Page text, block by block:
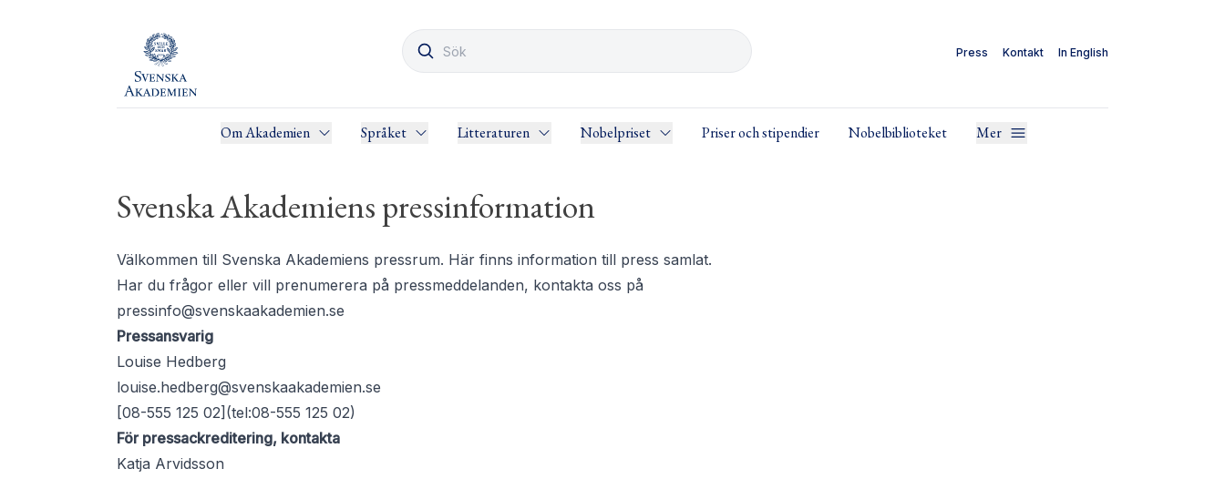
Press Kontakt In English
Om Akademien Språket Litteraturen Nobelpriset Priser och stipendier Nobelbiblioteket Mer
Svenska Akademiens pressinformation
Välkommen till Svenska Akademiens pressrum. Här finns information till press samlat.
Har du frågor eller vill prenumerera på pressmeddelanden, kontakta oss på
pressinfo@svenskaakademien.se
Pressansvarig
Louise Hedberg
louise.hedberg@svenskaakademien.se
[08-555 125 02](tel:08-555 125 02)
För pressackreditering, kontakta
Katja Arvidsson